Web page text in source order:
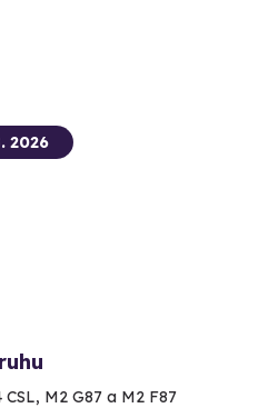
2026
M2 G87 a M2 F87